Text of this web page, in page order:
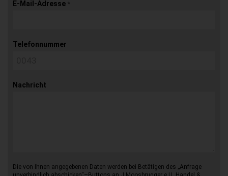
E-Mail-Adresse *
Telefonnummer
Nachricht
Die von Ihnen angegebenen Daten werden bei Betätigen des „Anfrage